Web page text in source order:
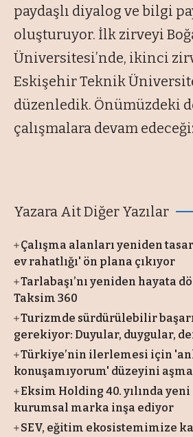
paydaşlı diyalog ve bilgi
oluşturuyor. İlk zirveyi
Üniversitesi’nde, ikinci
Eskişehir Teknik
düzenledik. Önümüzdeki
çalışmalara devam
Yazara Ait Diğer Yazılar
Çalışma alanları yeniden
ev rahatlığı' ön plana çıkıyor
Tarlabaşı’nı yeniden hayata
Taksim 360
Turizmde sürdürülebilir
gerekiyor: Duyular, duygular,
Türkiye’nin ilerlemesi için
konuşamıyorum' düzeyini
Eksim Holding 40. yılında
kurumsal marka inşa ediyor
SEV, eğitim ekosistemimize